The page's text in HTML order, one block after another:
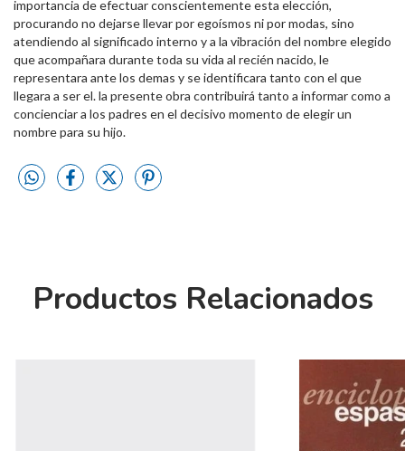
importancia de efectuar conscientemente esta elección,
procurando no dejarse llevar por egoísmos ni por modas, sino
atendiendo al significado interno y a la vibración del nombre elegido
que acompañara durante toda su vida al recién nacido, le
representara ante los demas y se identificara tanto con el que
llegara a ser el. la presente obra contribuirá tanto a informar como a
concienciar a los padres en el decisivo momento de elegir un
nombre para su hijo.
Productos Relacionados